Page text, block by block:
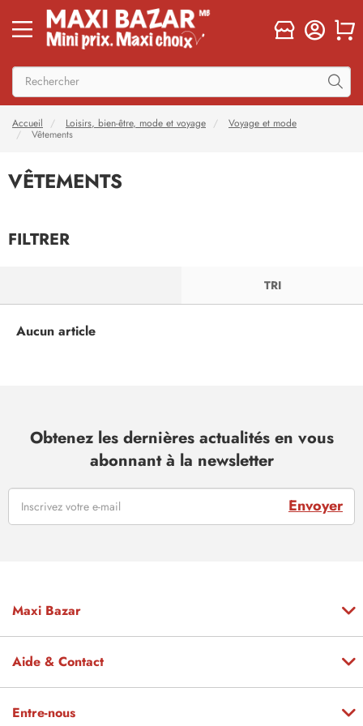
Accueil Loisirs, bien-être, mode et voyage
Voyage et mode
Vêtements
VÊTEMENTS
FILTRER
TRI
Aucun article
Obtenez les dernières actualités en vous
abonnant à la newsletter
Envoyer
Maxi Bazar
Aide & Contact
Entre-nous